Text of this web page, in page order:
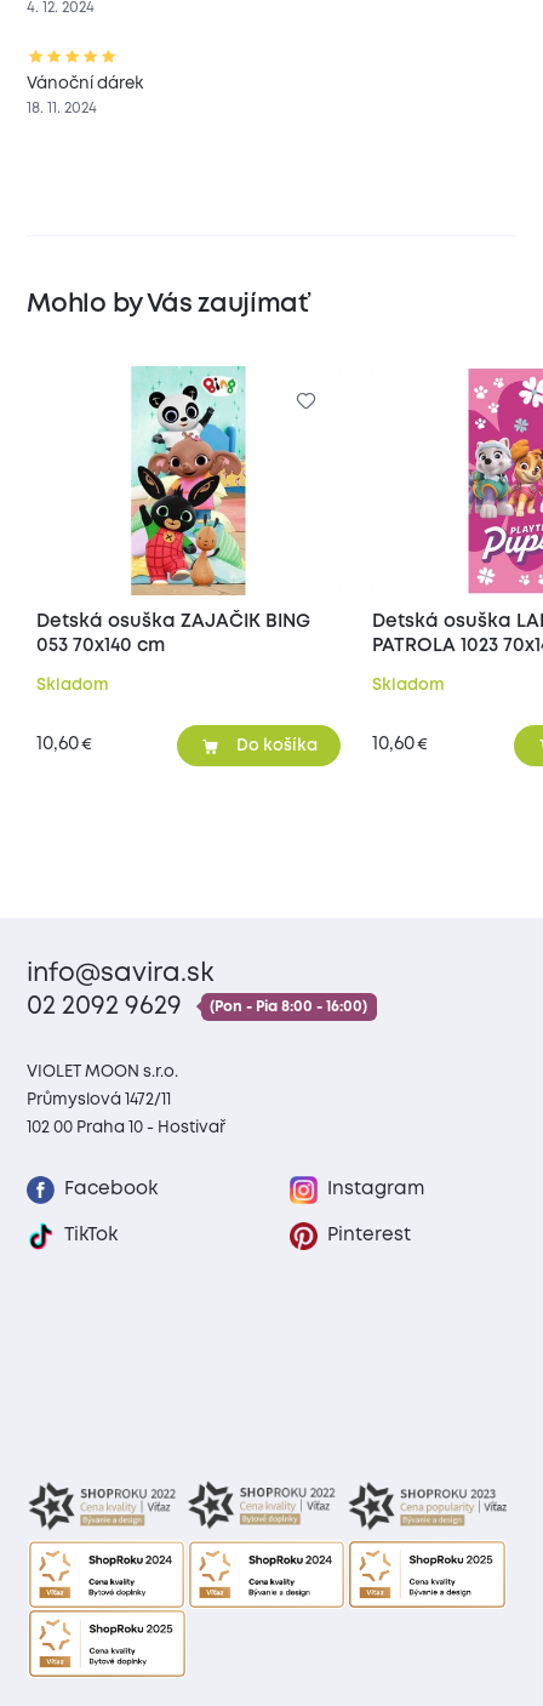
4. 12. 2024
Vánoční dárek
18. 11. 2024
Mohlo by Vás zaujímať
Detská osuška ZAJAČIK BING
053 70x140 cm
Skladom
10,60€ Do košíka
Detská osuška
PATROLA 1023
Skladom
10,60€
info@savira.sk
02 2092 9629
(Pon - Pia 8:00 - 16:00)
VIOLET MOON s.r.o.
Průmyslová 1472/11
102 00 Praha 10 - Hostivař
Facebook Instagram
TikTok Pinterest